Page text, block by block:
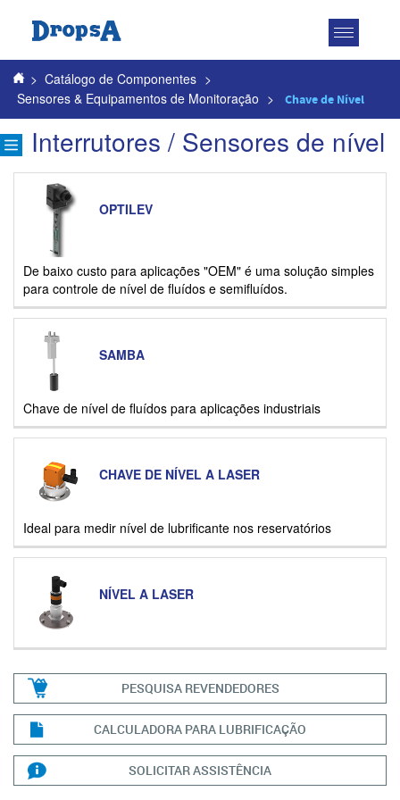
Toggle
> Catálogo de Componentes >
Sensores & Equipamentos de Monitoração > Chave de Nível
Interrutores / Sensores de nível
OPTILEV
De baixo custo para aplicações "OEM" é uma solução simples
para controle de nível de fluídos e semifluídos.
SAMBA
Chave de nível de fluídos para aplicações industriais
CHAVE DE NÍVEL A LASER
Ideal para medir nível de lubrificante nos reservatórios
NÍVEL A LASER
PESQUISA REVENDEDORES
CALCULADORA PARA LUBRIFICAÇÃO
SOLICITAR ASSISTÊNCIA